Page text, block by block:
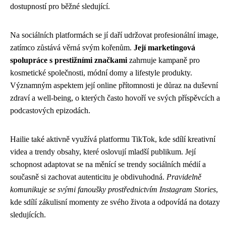
dostupností pro běžné sledující.
Na sociálních platformách se jí daří udržovat profesionální image,
zatímco zůstává věrná svým kořenům. Její marketingová
spolupráce s prestižními značkami zahrnuje kampaně pro
kosmetické společnosti, módní domy a lifestyle produkty.
Významným aspektem její online přítomnosti je důraz na duševní
zdraví a well-being, o kterých často hovoří ve svých příspěvcích a
podcastových epizodách.
Hailie také aktivně využívá platformu TikTok, kde sdílí kreativní
videa a trendy obsahy, které oslovují mladší publikum. Její
schopnost adaptovat se na měnící se trendy sociálních médií a
současně si zachovat autenticitu je obdivuhodná. Pravidelně
komunikuje se svými fanoušky prostřednictvím Instagram Stories,
kde sdílí zákulisní momenty ze svého života a odpovídá na dotazy
sledujících.